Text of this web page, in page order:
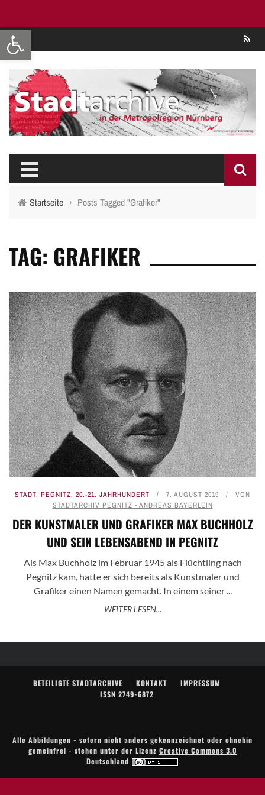
Werkzeugleiste öffnen
Startseite › Posts Tagged "Grafiker"
TAG: GRAFIKER
STADT, PEGNITZ, 20.-21. JAHRHUNDERT 7. AUGUST 2019
VON
STADTARCHIV PEGNITZ - ANDREAS BAYERLEIN
DER KUNSTMALER UND GRAFIKER MAX BUCHHOLZ
UND SEIN LEBENSABEND IN PEGNITZ
Als Max Buchholz im Februar 1945 als Flüchtling nach
Pegnitz kam, hatte er sich bereits als Kunstmaler und
Grafiker einen Namen gemacht. In einem seiner ...
WEITER LESEN...
BETEILIGTE STADTARCHIVE KONTAKT
IMPRESSUM
ISSN 2749-6872
Alle Abbildungen - sofern nicht anders gekennzeichnet oder ohnehin
gemeinfrei - stehen unter der Lizenz Creative Commons 3.0
Deutschland